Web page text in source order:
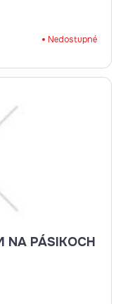
Nedostupné
NA PÁSIKOCH